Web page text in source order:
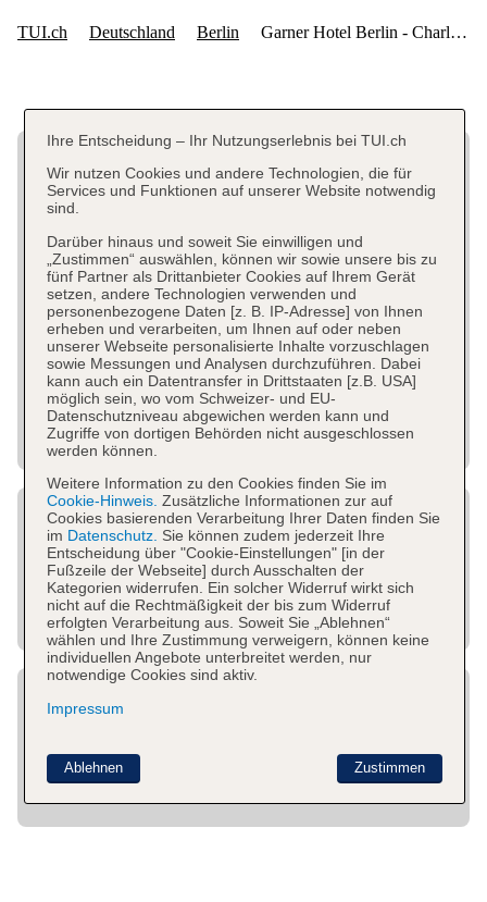
Ihre Entscheidung – Ihr Nutzungserlebnis bei TUI.ch
Wir nutzen Cookies und andere Technologien, die für
Services und Funktionen auf unserer Website notwendig
sind.
Darüber hinaus und soweit Sie einwilligen und
„Zustimmen“ auswählen, können wir sowie unsere bis zu
fünf Partner als Drittanbieter Cookies auf Ihrem Gerät
setzen, andere Technologien verwenden und
personenbezogene Daten [z. B. IP-Adresse] von Ihnen
erheben und verarbeiten, um Ihnen auf oder neben
unserer Webseite personalisierte Inhalte vorzuschlagen
sowie Messungen und Analysen durchzuführen. Dabei
kann auch ein Datentransfer in Drittstaaten [z.B. USA]
möglich sein, wo vom Schweizer- und EU-
Datenschutzniveau abgewichen werden kann und
Zugriffe von dortigen Behörden nicht ausgeschlossen
werden können.
Weitere Information zu den Cookies finden Sie im
Cookie-Hinweis. Zusätzliche Informationen zur auf
Cookies basierenden Verarbeitung Ihrer Daten finden Sie
im Datenschutz. Sie können zudem jederzeit Ihre
Entscheidung über "Cookie-Einstellungen" [in der
Fußzeile der Webseite] durch Ausschalten der
Kategorien widerrufen. Ein solcher Widerruf wirkt sich
nicht auf die Rechtmäßigkeit der bis zum Widerruf
erfolgten Verarbeitung aus. Soweit Sie „Ablehnen“
wählen und Ihre Zustimmung verweigern, können keine
individuellen Angebote unterbreitet werden, nur
notwendige Cookies sind aktiv.
Impressum
Zustimmen
Ablehnen